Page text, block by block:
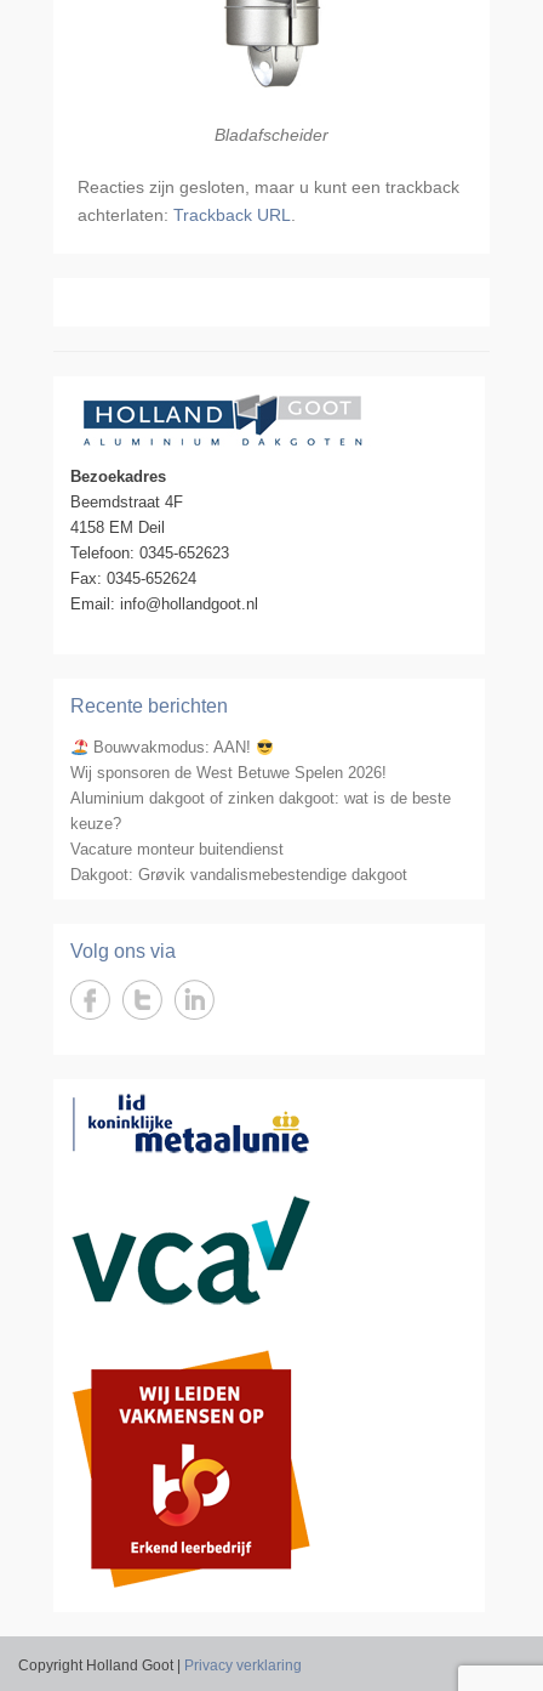
Bladafscheider
Reacties zijn gesloten, maar u kunt een trackback
achterlaten: Trackback URL.
Bezoekadres
Beemdstraat 4F
4158 EM Deil
Telefoon: 0345-652623
Fax: 0345-652624
Email: info@hollandgoot.nl
Recente berichten
Bouwvakmodus: AAN!
Wij sponsoren de West Betuwe Spelen 2026!
Aluminium dakgoot of zinken dakgoot: wat is de beste
keuze?
Vacature monteur buitendienst
Dakgoot: Grøvik vandalismebestendige dakgoot
Volg ons via
Copyright Holland Goot | Privacy verklaring